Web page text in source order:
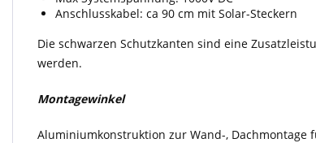
Anschlusskabel: ca 90 cm mit Solar-Steckern
Die schwarzen Schutzkanten sind eine
werden.
Montagewinkel
Aluminiumkonstruktion zur Wand-, Dachmontage